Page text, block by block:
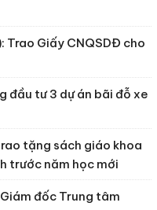
Trao Giấy CNQSDĐ cho
đầu tư 3 dự án bãi đỗ xe
tặng sách giáo khoa
trước năm học mới
đốc Trung tâm